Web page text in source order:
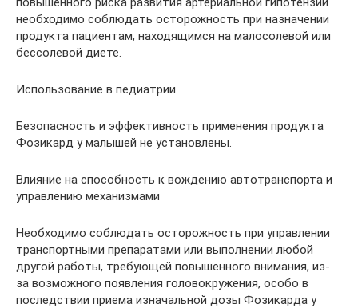
необходимо соблюдать осторожность при назначении
продукта пациентам, находящимся на малосолевой или
бессолевой диете.
Использование в педиатрии
Безопасность и эффективность применения продукта
Фозикард у малышей не установлены.
Влияние на способность к вождению автотранспорта и
управлению механизмами
Необходимо соблюдать осторожность при управлении
транспортными препаратами или выполнении любой
другой работы, требующей повышенного внимания, из-
за возможного появления головокружения, особо в
последствии приема изначальной дозы Фозикарда у